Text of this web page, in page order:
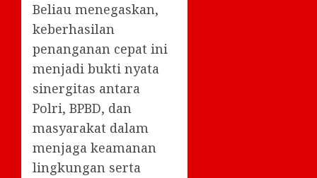
Beliau menegaskan,
keberhasilan
penanganan cepat ini
menjadi bukti nyata
sinergitas antara
Polri, BPBD, dan
masyarakat dalam
menjaga keamanan
lingkungan serta